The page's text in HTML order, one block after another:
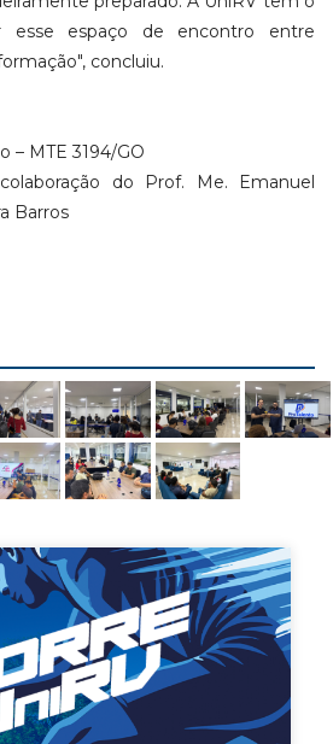
esse espaço de encontro entre
concluiu.
– MTE 3194/GO
do Prof. Me. Emanuel
Barros